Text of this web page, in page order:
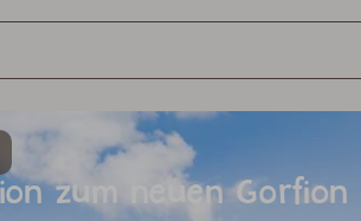
zum neuen Gorfion